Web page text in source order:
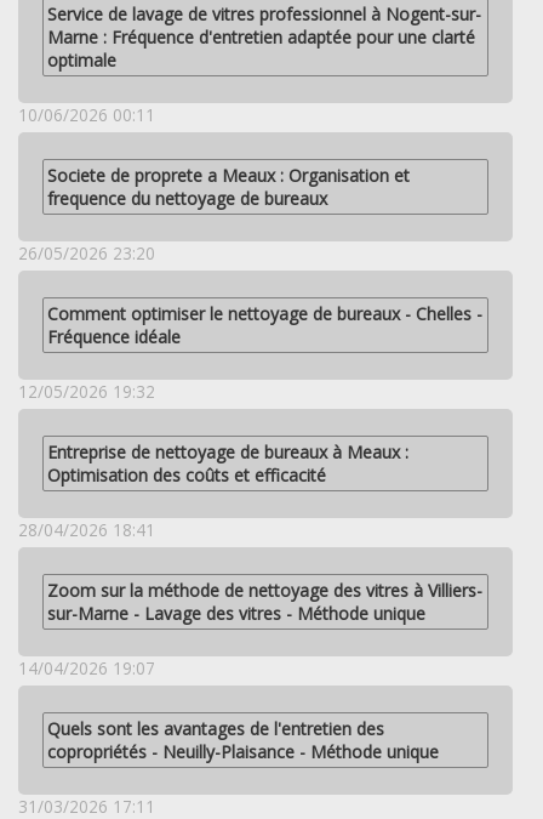
Service de lavage de vitres professionnel à Nogent-sur-
Marne : Fréquence d'entretien adaptée pour une clarté
optimale
10/06/2026 00:11
Societe de proprete a Meaux : Organisation et
frequence du nettoyage de bureaux
26/05/2026 23:20
Comment optimiser le nettoyage de bureaux - Chelles -
Fréquence idéale
12/05/2026 19:32
Entreprise de nettoyage de bureaux à Meaux :
Optimisation des coûts et efficacité
28/04/2026 18:41
Zoom sur la méthode de nettoyage des vitres à Villiers-
sur-Marne - Lavage des vitres - Méthode unique
14/04/2026 19:07
Quels sont les avantages de l'entretien des
copropriétés - Neuilly-Plaisance - Méthode unique
31/03/2026 17:11